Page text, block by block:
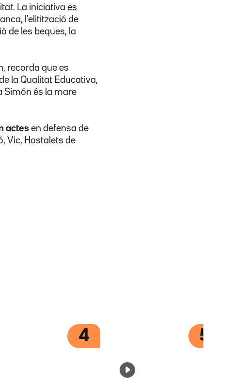
La iniciativa es
l'elitització de
de les beques, la
recorda que es
la Qualitat Educativa,
Simón és la mare
actes en defensa de
Vic, Hostalets de
4 5